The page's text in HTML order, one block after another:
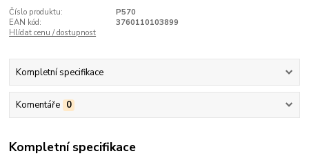
Číslo produktu:
P570
EAN kód:
3760110103899
Hlídat cenu / dostupnost
Kompletní specifikace
Komentáře 0
Kompletní specifikace